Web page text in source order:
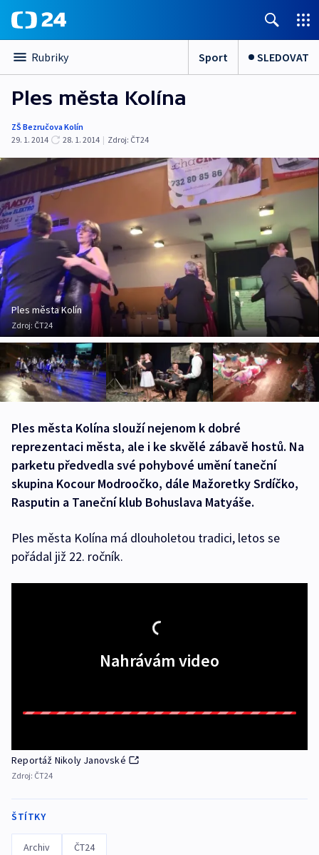
Rubriky Sport SLEDOVAT
Ples města Kolína
ZŠ Bezručova Kolín
29. 1. 2014
28. 1. 2014 | Zdroj: ČT24
Ples města Kolín
Zdroj: ČT24
Ples města Kolína slouží nejenom k dobré
reprezentaci města, ale i ke skvělé zábavě hostů. Na
parketu předvedla své pohybové umění taneční
skupina Kocour Modroočko, dále Mažoretky Srdíčko,
Rasputin a Taneční klub Bohuslava Matyáše.
Ples města Kolína má dlouholetou tradici, letos se
pořádal již 22. ročník.
Nahrávám video
Reportáž Nikoly Janovské
Zdroj: ČT24
ŠTÍTKY
Archiv ČT24